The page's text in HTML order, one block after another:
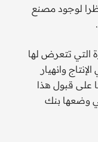
مليون يورو نظرا لوجود مصنع
التي تتعرض لها
وانهيار
على قبول هذا
وضعها بنك